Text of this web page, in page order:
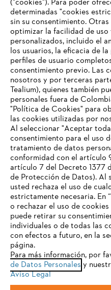
Nuestra empresa
Preguntas frecuentes
Contacto
Política tratamiento de
Cookies Información legal
TU NAVEGADOR
COMPATIBLE
El navegador que estás
nuestra página web. Para
contenido, utiliza uno de los
firefox
safari
("cookies"). Para poder
determinadas "cookies
sin su consentimiento.
optimizar la facilidad de
personalizados, incluido el
los usuarios, la eficacia de
perfiles de usuario
consentimiento previo. Las
nosotros y por terceras
Tealium), quienes también
personales fuera de
"Política de Cookies" para
las cookies utilizadas por
Al seleccionar "Aceptar
consentimiento para el uso
tratamiento de datos
conformidad con el artículo
artículo 7 del Decreto 1377
de Protección de Datos). Al
usted rechaza el uso de
estrictamente necesaria. En
o rechazar el uso de
puede retirar su
individuales o de todas las
con efectos a futuro, en la
página.
Para más información, por
de Datos Personales y
Aviso Legal